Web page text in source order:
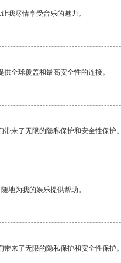
我尽情享受音乐的魅力。
全球覆盖和最高安全性的连接。
带来了无限的隐私保护和安全性保护
地为我的娱乐提供帮助。
带来了无限的隐私保护和安全性保护